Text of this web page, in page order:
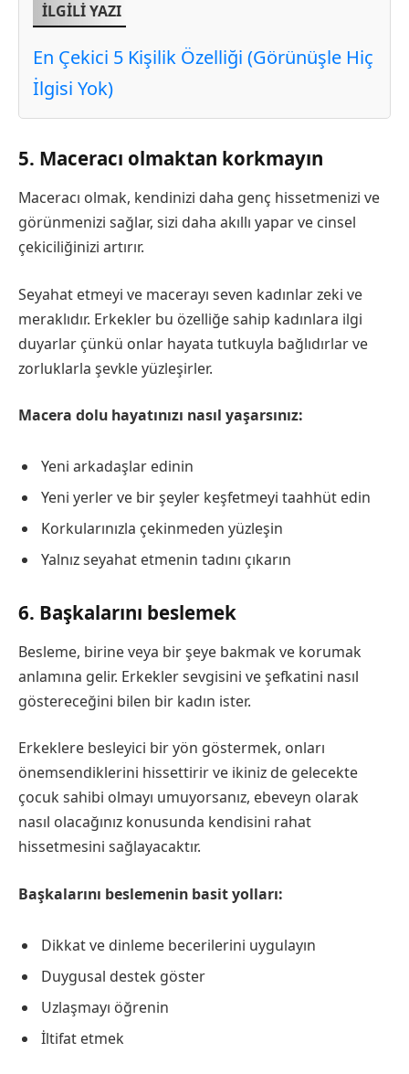
İLGİLİ YAZI
En Çekici 5 Kişilik Özelliği (Görünüşle Hiç
İlgisi Yok)
5. Maceracı olmaktan korkmayın
Maceracı olmak, kendinizi daha genç hissetmenizi ve
görünmenizi sağlar, sizi daha akıllı yapar ve cinsel
çekiciliğinizi artırır.
Seyahat etmeyi ve macerayı seven kadınlar zeki ve
meraklıdır. Erkekler bu özelliğe sahip kadınlara ilgi
duyarlar çünkü onlar hayata tutkuyla bağlıdırlar ve
zorluklarla şevkle yüzleşirler.
Macera dolu hayatınızı nasıl yaşarsınız:
Yeni arkadaşlar edinin
Yeni yerler ve bir şeyler keşfetmeyi taahhüt edin
Korkularınızla çekinmeden yüzleşin
Yalnız seyahat etmenin tadını çıkarın
6. Başkalarını beslemek
Besleme, birine veya bir şeye bakmak ve korumak
anlamına gelir. Erkekler sevgisini ve şefkatini nasıl
göstereceğini bilen bir kadın ister.
Erkeklere besleyici bir yön göstermek, onları
önemsendiklerini hissettirir ve ikiniz de gelecekte
çocuk sahibi olmayı umuyorsanız, ebeveyn olarak
nasıl olacağınız konusunda kendisini rahat
hissetmesini sağlayacaktır.
Başkalarını beslemenin basit yolları:
Dikkat ve dinleme becerilerini uygulayın
Duygusal destek göster
Uzlaşmayı öğrenin
İltifat etmek